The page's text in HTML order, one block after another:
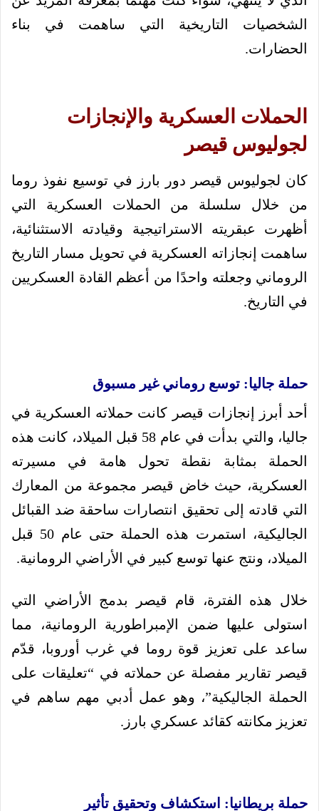
الشخصيات التاريخية التي ساهمت في بناء
الحضارات.
الحملات العسكرية والإنجازات
لجوليوس قيصر
كان لجوليوس قيصر دور بارز في توسيع نفوذ روما
من خلال سلسلة من الحملات العسكرية التي
أظهرت عبقريته الاستراتيجية وقيادته الاستثنائية،
ساهمت إنجازاته العسكرية في تحويل مسار التاريخ
الروماني وجعلته واحدًا من أعظم القادة العسكريين
في التاريخ.
حملة جاليا: توسع روماني غير مسبوق
أحد أبرز إنجازات قيصر كانت حملاته العسكرية في
جاليا، والتي بدأت في عام 58 قبل الميلاد، كانت هذه
الحملة بمثابة نقطة تحول هامة في مسيرته
العسكرية، حيث خاض قيصر مجموعة من المعارك
التي قادته إلى تحقيق انتصارات ساحقة ضد القبائل
الجاليكية، استمرت هذه الحملة حتى عام 50 قبل
الميلاد، ونتج عنها توسع كبير في الأراضي الرومانية.
خلال هذه الفترة، قام قيصر بدمج الأراضي التي
استولى عليها ضمن الإمبراطورية الرومانية، مما
ساعد على تعزيز قوة روما في غرب أوروبا، قدّم
قيصر تقارير مفصلة عن حملاته في “تعليقات على
الحملة الجاليكية”، وهو عمل أدبي مهم ساهم في
تعزيز مكانته كقائد عسكري بارز.
حملة بريطانيا: استكشاف وتحقيق تأثير